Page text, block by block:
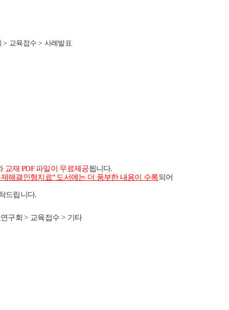
> 교육접수 > 사례발표
교재 PDF 파일이 무료제공됩니다.
해결인형치료" 도서에는 더 풍부한 내용이 수록되어
드립니다.
연구회> 교육접수 > 기타